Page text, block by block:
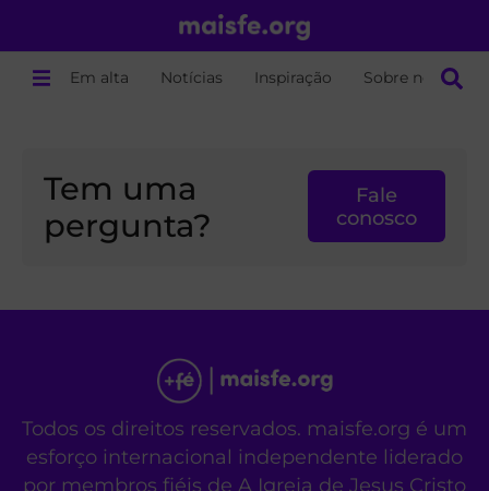
Em alta Notícias Inspiração Sobre nós
Tem uma
pergunta?
Fale
conosco
Todos os direitos reservados. maisfe.org é um
esforço internacional independente liderado
por membros fiéis de A Igreja de Jesus Cristo